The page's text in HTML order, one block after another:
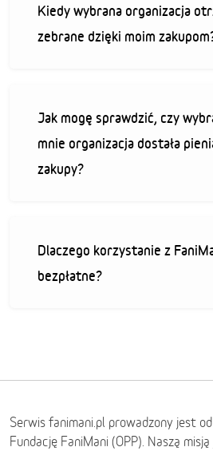
Kiedy wybrana organizacja
zebrane dzięki moim
Jak mogę sprawdzić, czy
mnie organizacja dostała
zakupy?
Dlaczego korzystanie z
bezpłatne?
Serwis fanimani.pl prowadzony jest
Fundację FaniMani (OPP). Naszą